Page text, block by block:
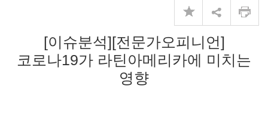
[이슈분석][전문가오피니언]
코로나19가 라틴아메리카에 미치는
영향